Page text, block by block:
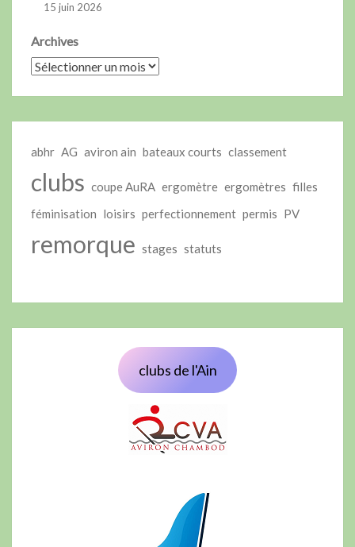
15 juin 2026
Archives
abhr AG aviron ain bateaux courts classement
clubs coupe AuRA ergomètre ergomètres filles
féminisation loisirs perfectionnement permis PV
remorque stages statuts
clubs de l'Ain